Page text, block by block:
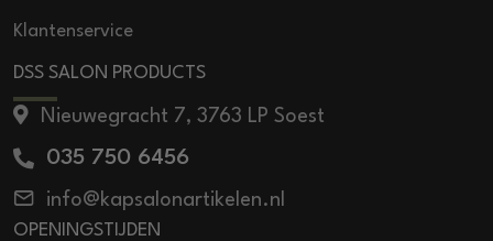
Klantenservice
DSS SALON PRODUCTS
Nieuwegracht 7, 3763 LP Soest
035 750 6456
info@kapsalonartikelen.nl
OPENINGSTIJDEN